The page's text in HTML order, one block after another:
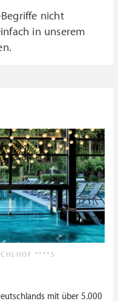
nicht
in unserem
****S
mit über 5.000